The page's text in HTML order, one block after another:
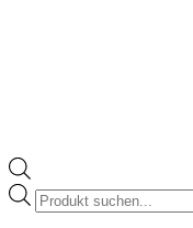
Products
search